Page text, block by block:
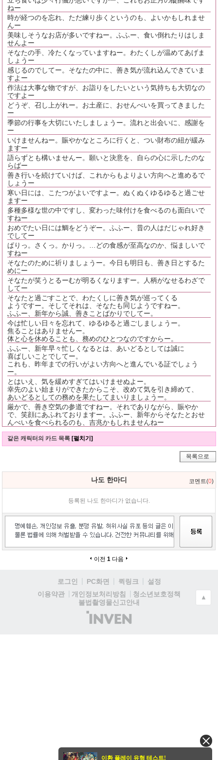
ねー
時が経つのを忘れ、ただ練り歩くというのも、よいかもしれませ
んー
美味しそうなお店が多いですねー。ふふー、食い倒れたりはしま
せんよー
そなたの手、冷たくなっていますねー。わたくしが温めてあげま
しょうー
感じるのでしてー。そなたの中に、善き気が流れ込んできていま
すよー
作法は大事な物ですが、お詣りをしたいという気持ちも大切なの
ですよー
どうぞ、召し上がれー。お土産に、おせんべいを買ってきました
ー
季節の行事を大切にいたしましょうー。流れと出会いに、感謝を
ー
いけませんねー。賑やかなところに行くと、つい財布の紐が緩み
ますー
語らずとも構いませんー。願いと決意を、自らの心に示したのな
らばー
善き行いを続けていけば、これからもよりよい方向へと進めるで
しょうー
寒い日には、こたつがよいですよー。ぬくぬくゆるゆると過ごせ
ますー
多種多様な世の中ですし、変わった味付けを食べるのも面白いで
すねー
おめでたい日には鯛をどうぞー。ふふー、昔の人はだじゃれ好き
でしてー
ぱりっ。さくっ。かりっ。…どの食感が至高なのか、悩ましいで
すねー
そなたのために祈りましょうー。今日も明日も、善き日とするた
めにー
そなたが笑うとるーむが明るくなりますー。人柄がなせるわざで
してー
そなたと過ごすことで、わたくしに善き気が巡ってくる
ようですー。そしてそれは、そなたも同じようですねー。
ふふー、新年から誠、善きことばかりでしてー。
今は忙しい日々を忘れて、ゆるゆると過ごしましょうー。
焦ることはありませんー。
体と心を休めることも、務めのひとつなのですからー。
ふふー、新年早々忙しくなるとは、あいどるとしては誠に
喜ばしいことでしてー。
これも、昨年までの行いがよい方向へと進んでいる証でしょう
ー。
とはいえ、気を緩めすぎてはいけませぬよー。
幸先のよい始まりができたからこそ、改めて気を引き締めて、
あいどるとしての務めを果たしてまいりましょうー。
厳かで、善き空気の参道ですねー。それでありながら、賑やか
で、笑顔にあふれておりますー。ふふー、新年からそなたとおせ
んべいを食べられるのも、吉兆かもしれませんねー
같은 캐릭터의 카드 목록[펼치기]
목록으로
나도 한마디 코멘트(0)
등록된 나도 한마디가 없습니다.
이전 1 다음
로그인 PC화면 퀵링크
설정
이용약관
개인정보처리방침
청소년보호정책
불법촬영물신고안내
(주)
인
▲
이환 플레이 유형 테스트!